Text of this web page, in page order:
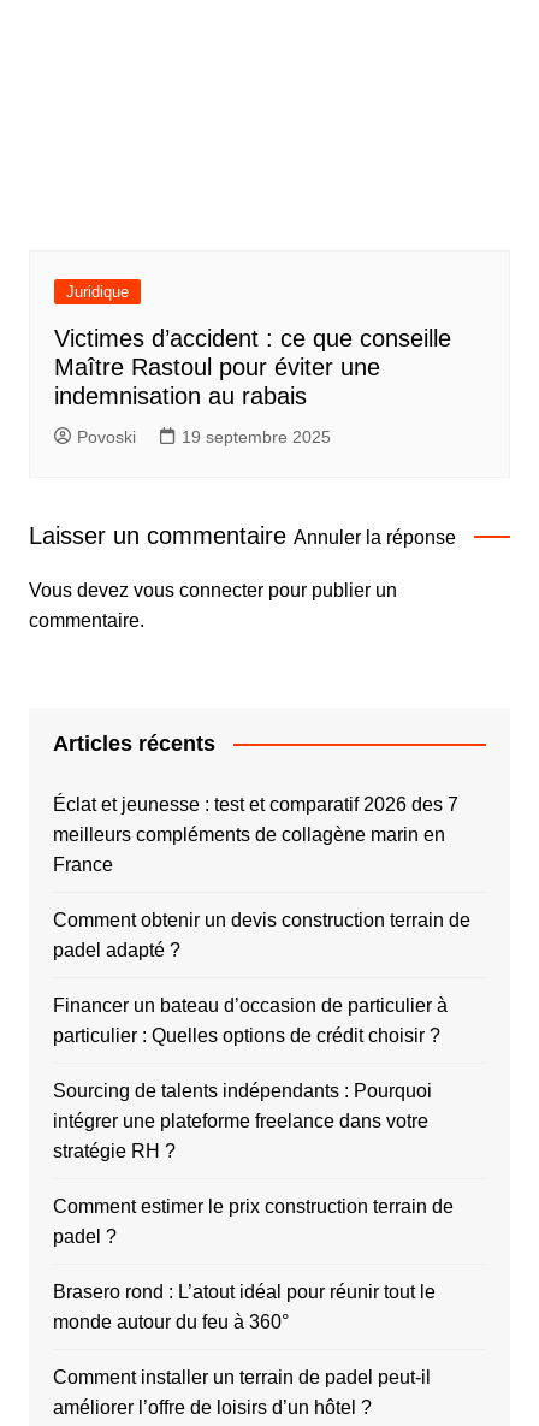
Juridique
Victimes d’accident : ce que conseille
Maître Rastoul pour éviter une
indemnisation au rabais
Povoski 19 septembre 2025
Laisser un commentaire Annuler la réponse
Vous devez vous connecterpour publier un
commentaire.
Articles récents
Éclat et jeunesse : test et comparatif 2026 des 7
meilleurs compléments de collagène marin en
France
Comment obtenir un devis construction terrain de
padel adapté ?
Financer un bateau d’occasion de particulier à
particulier : Quelles options de crédit choisir ?
Sourcing de talents indépendants : Pourquoi
intégrer une plateforme freelance dans votre
stratégie RH ?
Comment estimer le prix construction terrain de
padel ?
Brasero rond : L’atout idéal pour réunir tout le
monde autour du feu à 360°
Comment installer un terrain de padel peut-il
améliorer l’offre de loisirs d’un hôtel ?